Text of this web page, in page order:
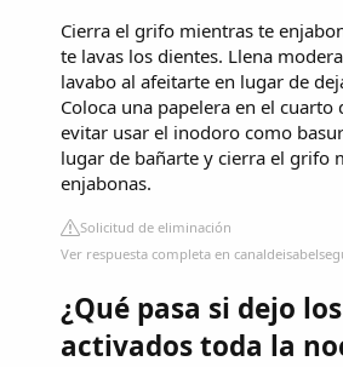
Cierra el grifo mientras te
te lavas los dientes. Llena
lavabo al afeitarte en lugar de
Coloca una papelera en el cuarto
evitar usar el inodoro como
lugar de bañarte y cierra el grifo
enjabonas.
Solicitud de eliminación
Ver respuesta completa en
¿Qué pasa si dejo
activados toda la